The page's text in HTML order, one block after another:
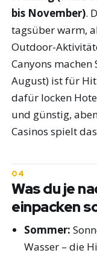
bis November).
tagsüber warm,
Outdoor-
Canyons machen
August) ist für
dafür locken
und günstig,
Casinos spielt
Was du je
einpacken
Sommer:
Wasser – die